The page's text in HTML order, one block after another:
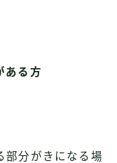
ある方
部分がきになる場